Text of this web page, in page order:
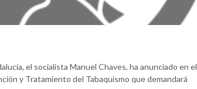
el socialista Manuel Chaves, ha anunciado en el
y Tratamiento del Tabaquismo que demandará